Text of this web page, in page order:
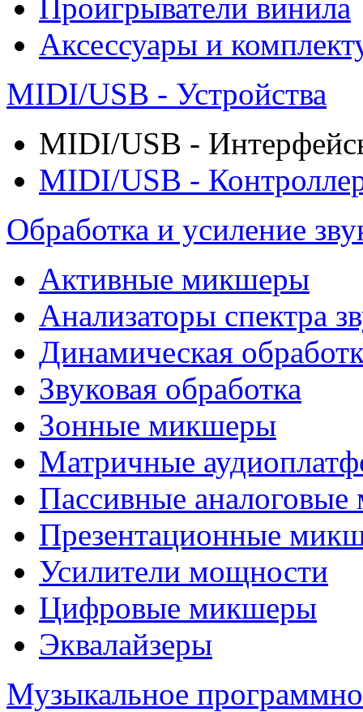
Проигрыватели винила
Аксессуары и
MIDI/USB - Устройства
MIDI/USB -
MIDI/USB -
Обработка и усиление
Активные микшеры
Анализаторы спектра
Динамическая
Звуковая обработка
Зонные микшеры
Матричные
Пассивные
Презентационные
Усилители мощности
Цифровые микшеры
Эквалайзеры
Музыкальное